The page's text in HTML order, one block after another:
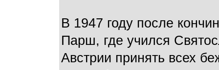
В 1947 году после
Парш, где учился
Австрии принять всех